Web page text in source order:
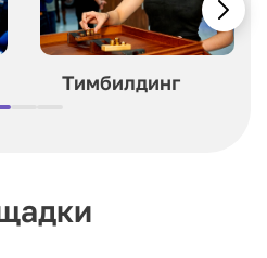
Тимбилдинг